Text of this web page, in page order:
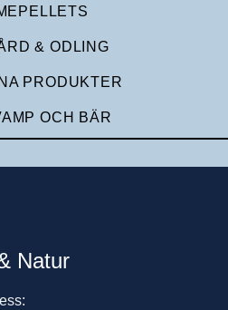
& ODLING
PRODUKTER
OCH BÄR
Natur